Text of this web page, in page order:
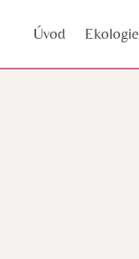
Úvod Ekologie